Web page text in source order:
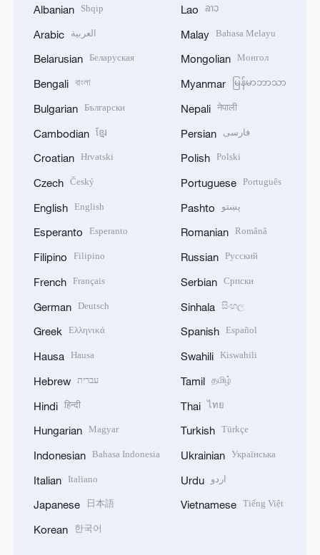
Albanian Shqip
Arabic العربية
Belarusian Беларуская
Bengali বাংলা
Bulgarian Български
Cambodian ខ្មែរ
Croatian Hrvatski
Czech Český
English English
Esperanto Esperanto
Filipino Filipino
French Français
German Deutsch
Greek Ελληνικά
Hausa Hausa
Hebrew עברית
Hindi हिन्दी
Hungarian Magyar
Indonesian Bahasa Indonesia
Italian Italiano
Japanese 日本語
Korean 한국어
Lao ລາວ
Malay Bahasa Melayu
Mongolian Монгол
Myanmar မြန်မာဘာသာ
Nepali नेपाली
Persian فارسی
Polish Polski
Portuguese Português
Pashto پښتو
Romanian Română
Russian Русский
Serbian Српски
Sinhala සිංහල
Spanish Español
Swahili Kiswahili
Tamil தமிழ்
Thai ไทย
Turkish Türkçe
Ukrainian Українська
Urdu اردو
Vietnamese Tiếng Việt